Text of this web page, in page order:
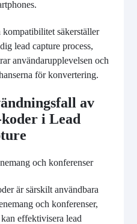
kompatibilitet säkerställer
lead capture process,
användarupplevelsen och
för konvertering.
av
i Lead
och konferenser
är särskilt användbara
och konferenser,
effektivisera lead